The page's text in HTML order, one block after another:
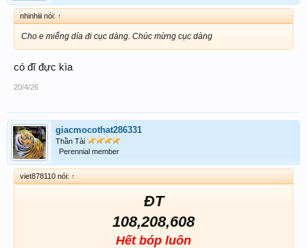
nhinhiii nói: ↑
Cho e miếng día đi cục dàng. Chúc mừng cục dàng
có đĩ đực kìa
20/4/26
giacmocothat286331
Thần Tài
Perennial member
viet878110 nói: ↑
ĐT
108,208,608
Hết bóp luôn